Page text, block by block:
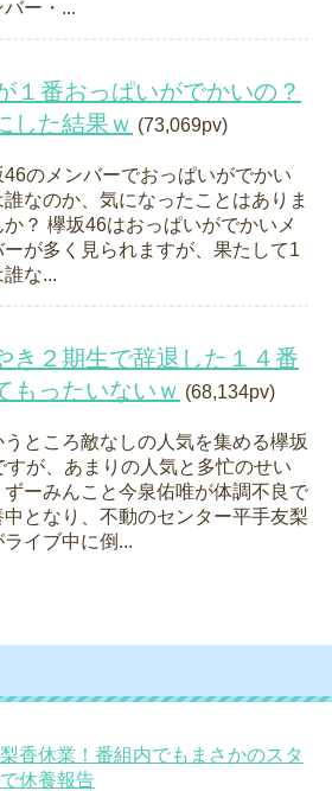
バー・...
１番おっぱいがでかいの？
した結果ｗ (73,069pv)
46のメンバーでおっぱいがでかい
誰なのか、気になったことはありま
か？ 欅坂46はおっぱいがでかいメ
ーが多く見られますが、果たして1
な...
き２期生で辞退した１４番
もったいないｗ (68,134pv)
うところ敵なしの人気を集める欅坂
すが、あまりの人気と多忙のせい
ずーみんこと今泉佑唯が体調不良で
中となり、不動のセンター平手友梨
ライブ中に倒...
香休業！番組内でもまさかのスタ
休養報告